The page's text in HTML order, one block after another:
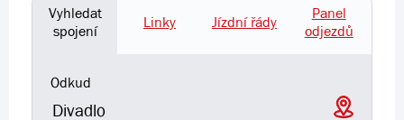
Vyhledat
spojení
Linky Jízdní řády
Panel
odjezdů
Trasa
Odkud